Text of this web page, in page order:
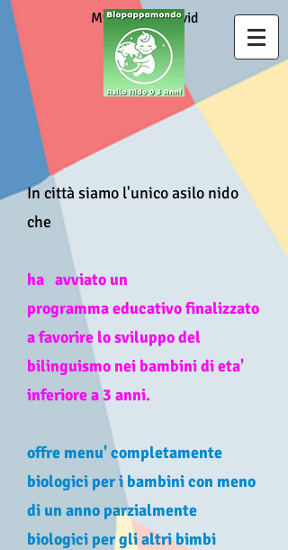
Misure anti Covid
In città siamo l'unico asilo nido
che
ha avviato un
programma educativo finalizzato
a favorire lo sviluppo del
bilinguismo nei bambini di eta'
inferiore a 3 anni.
offre menu' completamente
biologici per i bambini con meno
di un anno parzialmente
biologici per gli altri bimbi